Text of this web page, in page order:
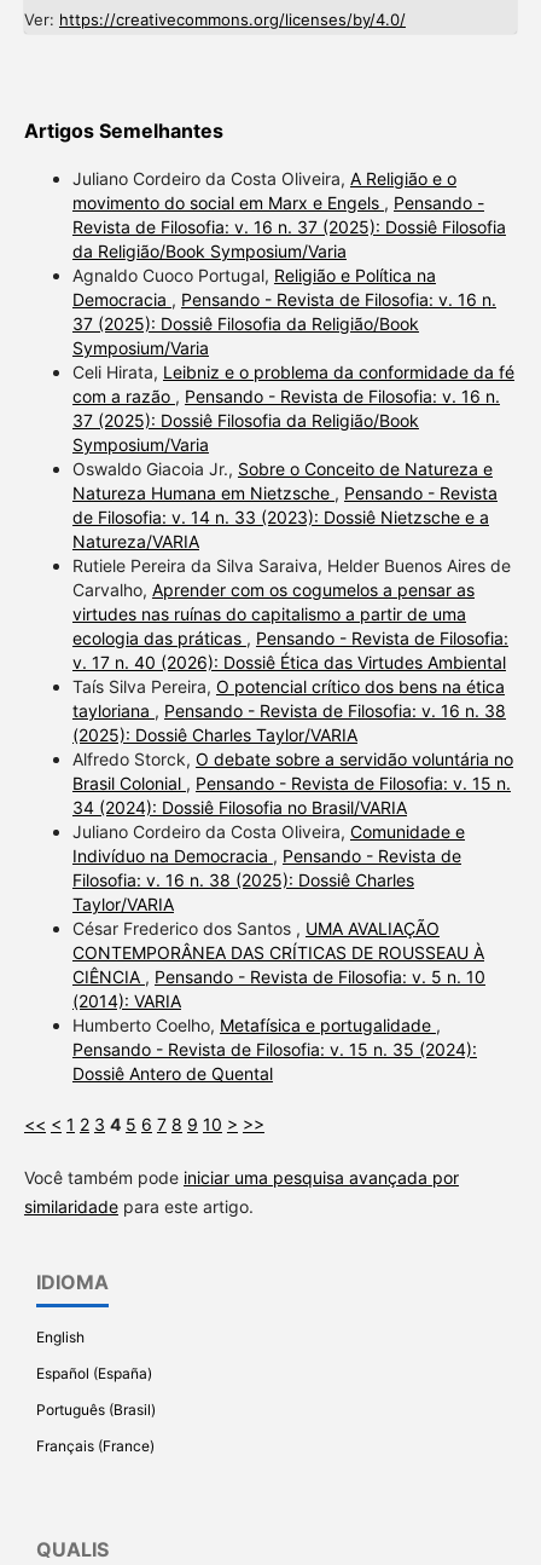
Ver: https://creativecommons.org/licenses/by/4.0/
Artigos Semelhantes
Juliano Cordeiro da Costa Oliveira, A Religião e o
movimento do social em Marx e Engels , Pensando -
Revista de Filosofia: v. 16 n. 37 (2025): Dossiê Filosofia
da Religião/Book Symposium/Varia
Agnaldo Cuoco Portugal, Religião e Política na
Democracia , Pensando - Revista de Filosofia: v. 16 n.
37 (2025): Dossiê Filosofia da Religião/Book
Symposium/Varia
Celi Hirata, Leibniz e o problema da conformidade da fé
com a razão , Pensando - Revista de Filosofia: v. 16 n.
37 (2025): Dossiê Filosofia da Religião/Book
Symposium/Varia
Oswaldo Giacoia Jr., Sobre o Conceito de Natureza e
Natureza Humana em Nietzsche , Pensando - Revista
de Filosofia: v. 14 n. 33 (2023): Dossiê Nietzsche e a
Natureza/VARIA
Rutiele Pereira da Silva Saraiva, Helder Buenos Aires de
Carvalho, Aprender com os cogumelos a pensar as
virtudes nas ruínas do capitalismo a partir de uma
ecologia das práticas , Pensando - Revista de Filosofia:
v. 17 n. 40 (2026): Dossiê Ética das Virtudes Ambiental
Taís Silva Pereira, O potencial crítico dos bens na ética
tayloriana , Pensando - Revista de Filosofia: v. 16 n. 38
(2025): Dossiê Charles Taylor/VARIA
Alfredo Storck, O debate sobre a servidão voluntária no
Brasil Colonial , Pensando - Revista de Filosofia: v. 15 n.
34 (2024): Dossiê Filosofia no Brasil/VARIA
Juliano Cordeiro da Costa Oliveira, Comunidade e
Indivíduo na Democracia , Pensando - Revista de
Filosofia: v. 16 n. 38 (2025): Dossiê Charles
Taylor/VARIA
César Frederico dos Santos , UMA AVALIAÇÃO
CONTEMPORÂNEA DAS CRÍTICAS DE ROUSSEAU À
CIÊNCIA , Pensando - Revista de Filosofia: v. 5 n. 10
(2014): VARIA
Humberto Coelho, Metafísica e portugalidade ,
Pensando - Revista de Filosofia: v. 15 n. 35 (2024):
Dossiê Antero de Quental
<< < 1 2 3 4 5 6 7 8 9 10 > >>
Você também pode iniciar uma pesquisa avançada por
similaridadepara este artigo.
IDIOMA
English
Español (España)
Português (Brasil)
Français (France)
QUALIS